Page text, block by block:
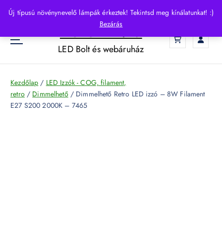
Új típusú növénynevelő lámpák érkeztek! Tekintsd meg kínálatunkat! :)
Bezárás
p
o
HelloLED.hu
LED Bolt és webáruház
Kezdőlap / LED Izzók - COG, filament,
retro/ Dimmelhető/ Dimmelhető Retro LED izzó – 8W Filament
E27 S200 2000K – 7465